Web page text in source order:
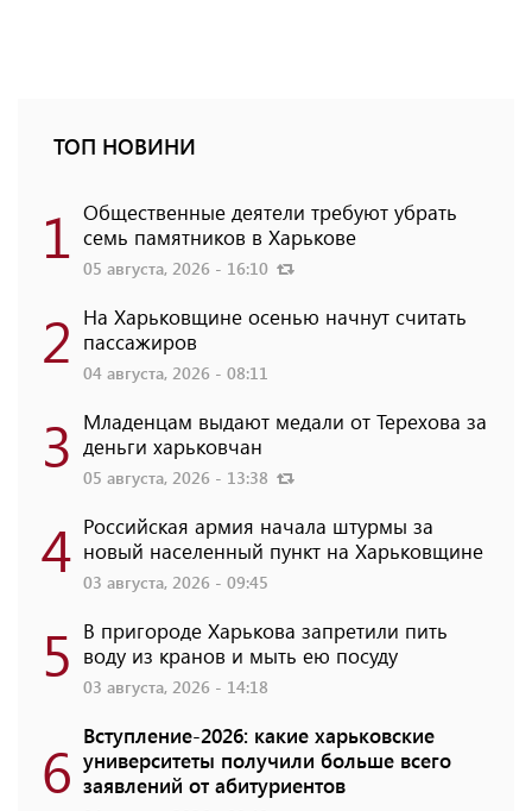
ТОП НОВИНИ
1 Общественные деятели требуют убрать
семь памятников в Харькове
05 августа, 2026 - 16:10
2 На Харьковщине осенью начнут считать
пассажиров
04 августа, 2026 - 08:11
3 Младенцам выдают медали от Терехова за
деньги харьковчан
05 августа, 2026 - 13:38
4 Российская армия начала штурмы за
новый населенный пункт на Харьковщине
03 августа, 2026 - 09:45
5 В пригороде Харькова запретили пить
воду из кранов и мыть ею посуду
03 августа, 2026 - 14:18
6 Вступление-2026: какие харьковские
университеты получили больше всего
заявлений от абитуриентов